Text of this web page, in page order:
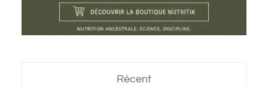
Récent